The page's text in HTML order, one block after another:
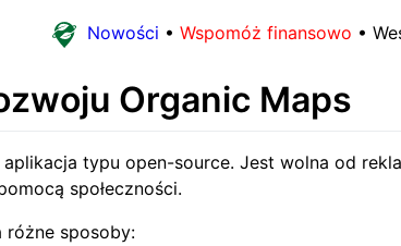
Nowości • Wspomóż finansowo •
Organic Maps
typu open-source. Jest wolna od
społeczności.
różne sposoby: